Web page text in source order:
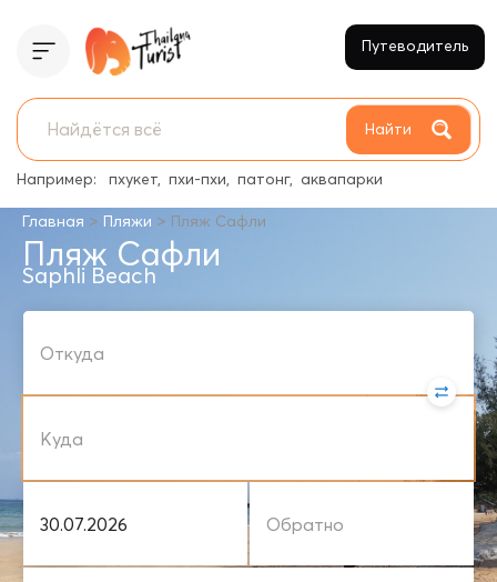
Найти
Например: пхукет пхи-пхи патонг аквапарки
Путеводитель
Главная > Пляжи > Пляж Сафли
Пляж Сафли
Saphli Beach